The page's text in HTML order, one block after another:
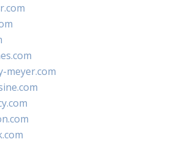
meyer.com